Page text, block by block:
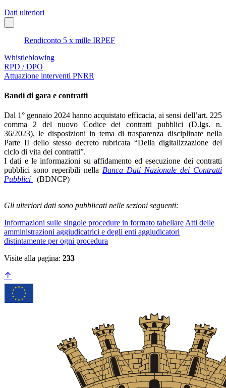
Dati ulteriori
Rendiconto 5 x mille IRPEF
Whistleblowing
RPD / DPO
Attuazione interventi PNRR
Bandi di gara e contratti
Dal 1° gennaio 2024 hanno acquistato efficacia, ai sensi dell’art. 225
comma 2 del nuovo Codice dei contratti pubblici (D.lgs. n.
36/2023), le disposizioni in tema di trasparenza disciplinate nella
Parte II dello stesso decreto rubricata “Della digitalizzazione del
ciclo di vita dei contratti”.
I dati e le informazioni su affidamento ed esecuzione dei contratti
pubblici sono reperibili nella Banca Dati Nazionale dei Contratti
Pubblici
(BDNCP)
Gli ulteriori dati sono pubblicati nelle sezioni seguenti:
Informazioni sulle singole procedure in formato tabellare Atti delle
amministrazioni aggiudicatrici e degli enti aggiudicatori
distintamente per ogni procedura
Visite alla pagina: 233